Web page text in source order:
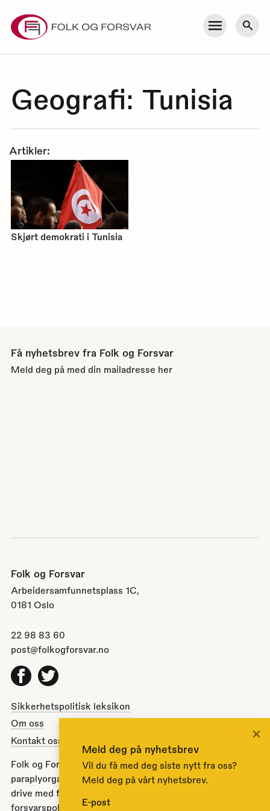
content
Meny Søk
Geografi: Tunisia
Artikler:
Skjørt demokrati i Tunisia
Få nyhetsbrev fra Folk og Forsvar
Meld deg på med din mailadresse her
Folk og Forsvar
Arbeidersamfunnetsplass 1C,
0181 Oslo
22 98 83 60
post@folkogforsvar.no
Facebook
Twitter
Sikkerhetspolitisk leksikon
Om oss
Kontakt oss
Folk og Forsvar er en partipolitisk nøytral
paraplyorganisasjon opprettet av Stortinget i 1951 for å
drive med folkeopplysning om norsk sikkerhets- og
forsvarspolitikk.
Meld deg på nyhetsbrev
Vil du få med deg siste nytt fra oss?
Meld deg på vårt nyhetsbrev.
E-post
×